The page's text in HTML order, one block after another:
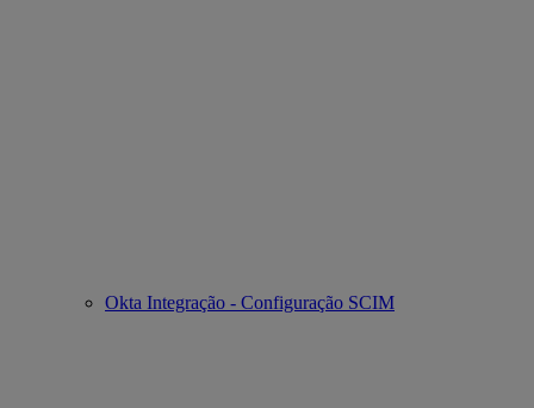
Okta Integração - Configuração SCIM